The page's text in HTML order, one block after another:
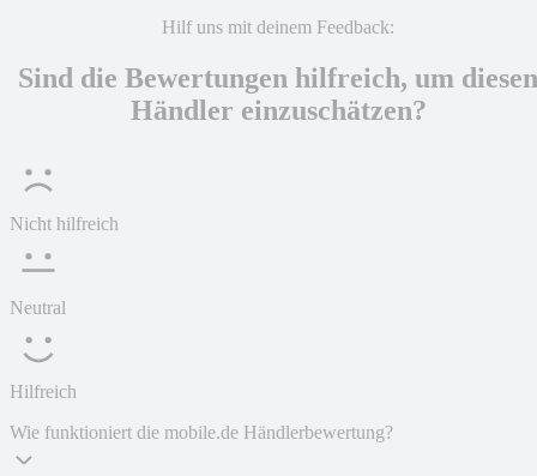
Hilf uns mit deinem Feedback:
Sind die Bewertungen hilfreich, um diesen
Händler einzuschätzen?
Nicht hilfreich
Neutral
Hilfreich
Wie funktioniert die mobile.de Händlerbewertung?